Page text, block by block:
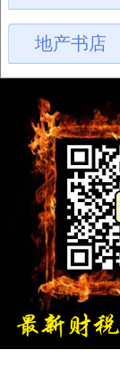
地产书店